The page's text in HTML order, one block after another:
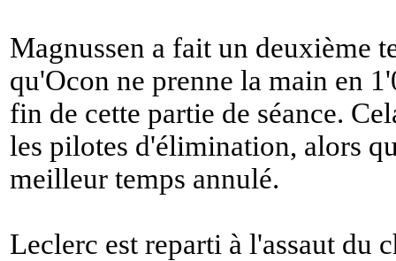
Magnussen a fait un deuxième
qu'Ocon ne prenne la main en
fin de cette partie de séance.
les pilotes d'élimination, alors
meilleur temps annulé.
Leclerc est reparti à l'assaut du